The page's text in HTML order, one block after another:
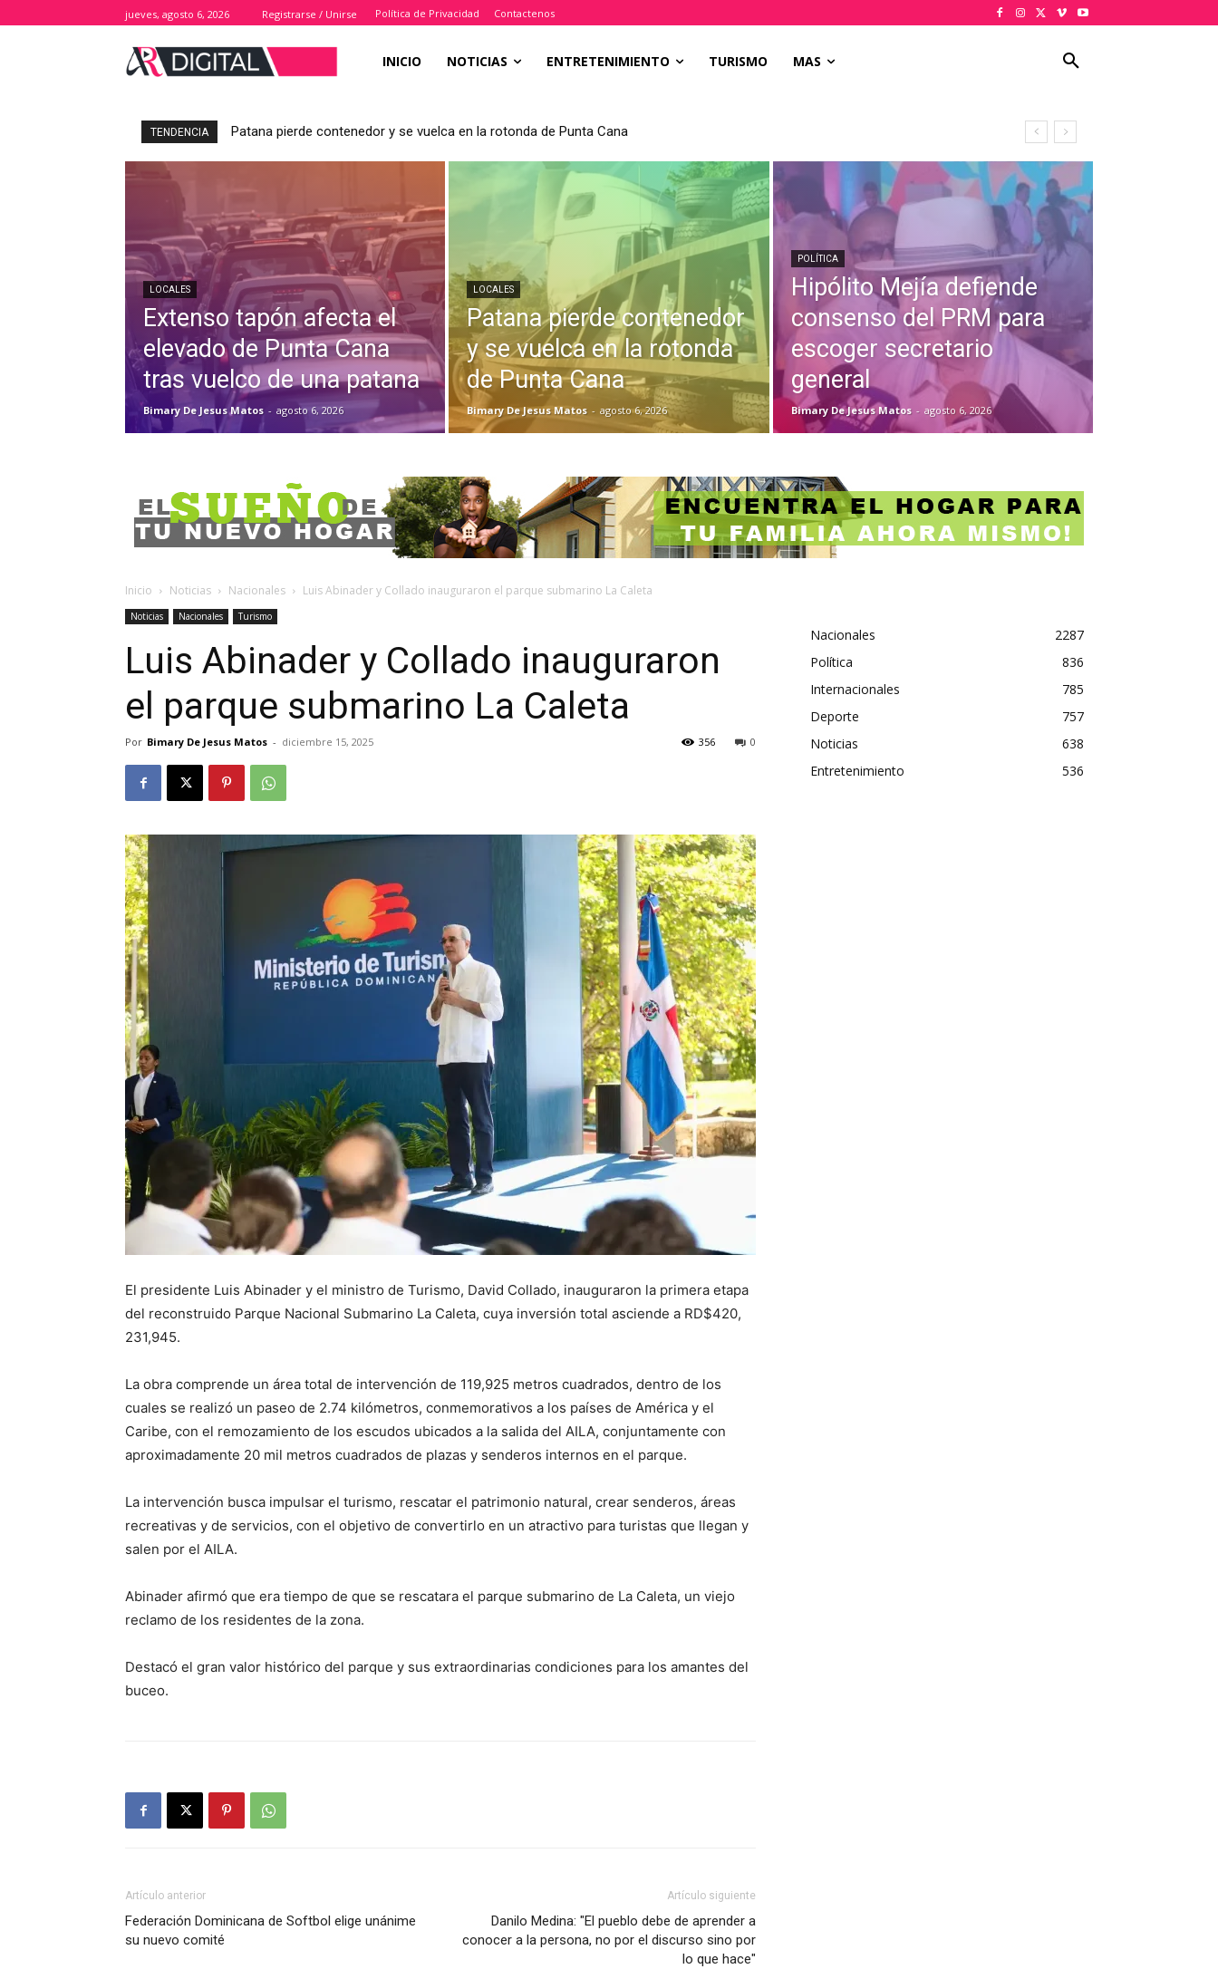
jueves, agosto 6, 2026 Registrarse / Unirse Política de Privacidad Contactenos
INICIO NOTICIAS ENTRETENIMIENTO TURISMO MAS
TENDENCIA Patana pierde contenedor y se vuelca en la rotonda de Punta Cana
LOCALES
Extenso tapón afecta el
elevado de Punta Cana
tras vuelco de una patana
Bimary De Jesus Matos - agosto 6, 2026
LOCALES
Patana pierde contenedor
y se vuelca en la rotonda
de Punta Cana
Bimary De Jesus Matos - agosto 6, 2026
POLÍTICA
Hipólito Mejía defiende
consenso del PRM para
escoger secretario
general
Bimary De Jesus Matos - agosto 6, 2026
Inicio Noticias Nacionales Luis Abinader y Collado inauguraron el parque submarino La Caleta
Noticias Nacionales Turismo
Luis Abinader y Collado inauguraron
el parque submarino La Caleta
Por Bimary De Jesus Matos - diciembre 15, 2025 0
356
El presidente Luis Abinader y el ministro de Turismo, David Collado, inauguraron la primera etapa
del reconstruido Parque Nacional Submarino La Caleta, cuya inversión total asciende a RD$420,
231,945.
La obra comprende un área total de intervención de 119,925 metros cuadrados, dentro de los
cuales se realizó un paseo de 2.74 kilómetros, conmemorativos a los países de América y el
Caribe, con el remozamiento de los escudos ubicados a la salida del AILA, conjuntamente con
aproximadamente 20 mil metros cuadrados de plazas y senderos internos en el parque.
La intervención busca impulsar el turismo, rescatar el patrimonio natural, crear senderos, áreas
recreativas y de servicios, con el objetivo de convertirlo en un atractivo para turistas que llegan y
salen por el AILA.
Abinader afirmó que era tiempo de que se rescatara el parque submarino de La Caleta, un viejo
reclamo de los residentes de la zona.
Destacó el gran valor histórico del parque y sus extraordinarias condiciones para los amantes del
buceo.
Artículo anterior
Federación Dominicana de Softbol elige unánime
su nuevo comité
Artículo siguiente
Danilo Medina: "El pueblo debe de aprender a
conocer a la persona, no por el discurso sino por
lo que hace"
Nacionales
2287
Política
836
Internacionales
785
Deporte
757
Noticias
638
Entretenimiento
536